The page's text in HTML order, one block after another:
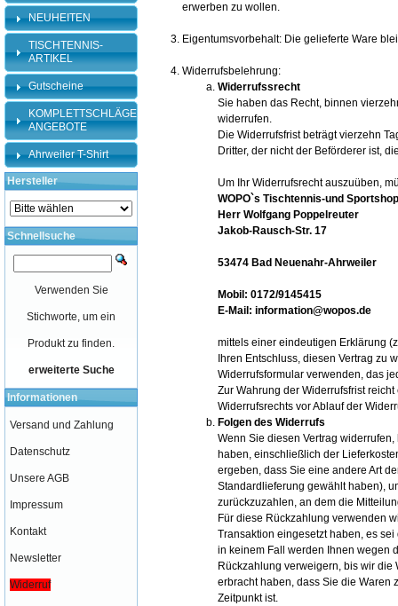
erwerben zu wollen.
Eigentumsvorbehalt: Die gelieferte Ware
Widerrufsbelehrung:
Widerrufssrecht
Sie haben das Recht, binnen
widerrufen.
Die Widerrufsfrist beträgt vierzehn
Dritter, der nicht der Beförderer ist,
Um Ihr Widerrufsrecht auszuüben,
WOPO`s Tischtennis-und Sportshop
Herr Wolfgang Poppelreuter
Jakob-Rausch-Str. 17
53474 Bad Neuenahr-Ahrweiler
Mobil: 0172/9145415
E-Mail: information@wopos.de
mittels einer eindeutigen Erklärung
Ihren Entschluss, diesen Vertrag zu
Widerrufsformular verwenden, das
Zur Wahrung der Widerrufsfrist
Widerrufsrechts vor Ablauf der
Folgen des Widerrufs
Wenn Sie diesen Vertrag
haben, einschließlich der
ergeben, dass Sie eine andere Art
Standardlieferung gewählt haben),
zurückzuzahlen, an dem die
Für diese Rückzahlung verwenden
Transaktion eingesetzt haben, es
in keinem Fall werden Ihnen wegen
Rückzahlung verweigern, bis wir
erbracht haben, dass Sie die Waren
Zeitpunkt ist.
NEUHEITEN
TISCHTENNIS-
ARTIKEL
Gutscheine
KOMPLETTSCHLÄGER-
ANGEBOTE
Ahrweiler T-Shirt
Hersteller
Schnellsuche
Verwenden Sie
Stichworte, um ein
Produkt zu finden.
erweiterte Suche
Informationen
Versand und Zahlung
Datenschutz
Unsere AGB
Impressum
Kontakt
Newsletter
Widerruf